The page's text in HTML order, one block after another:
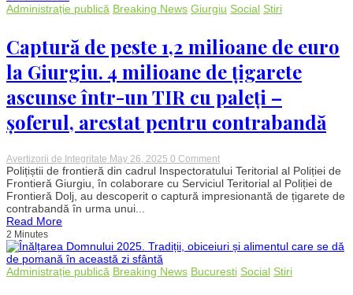
Administrație publică Breaking News Giurgiu Social Stiri
Captură de peste 1,2 milioane de euro
la Giurgiu. 4 milioane de țigarete
ascunse într-un TIR cu paleți –
șoferul, arestat pentru contrabandă
Avertizorii de Integritate May 26, 2025 0 Commenton
Captură
de
peste
1,2
la
4
milioane
Polițiștii de frontieră din cadrul Inspectoratului Teritorial al Poliției de
Frontieră Giurgiu, în colaborare cu Serviciul Teritorial al Poliției de
Frontieră Dolj, au descoperit o captură impresionantă de țigarete de
contrabandă în urma unui...
Read More
2 Minutes
Administrație publică Breaking News Bucuresti Social Stiri